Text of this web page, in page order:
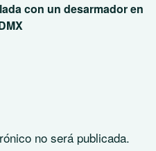
con un desarmador en
no será publicada.